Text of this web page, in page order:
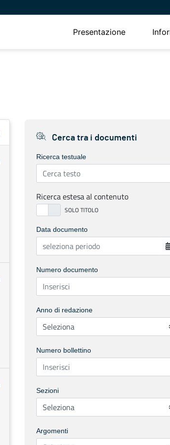
Presentazione
Cerca tra i documenti
Ricerca testuale
Ricerca estesa al contenuto
Data documento
Numero documento
Anno di redazione
Numero bollettino
Sezioni
Argomenti